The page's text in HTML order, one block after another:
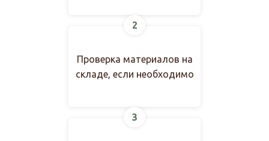
2
Проверка материалов на
складе, если необходимо
3